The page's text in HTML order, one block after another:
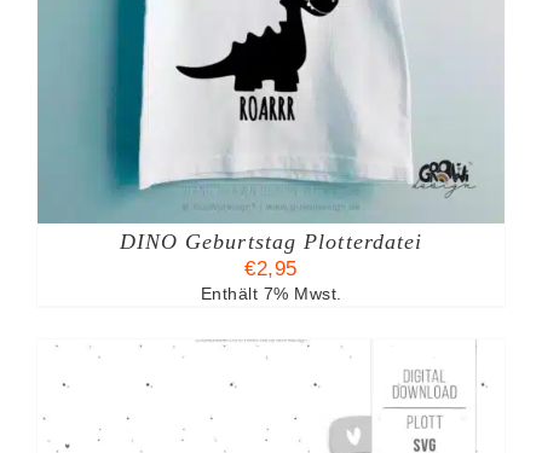
DINO Geburtstag Plotterdatei
€2,95
Enthält 7% Mwst.